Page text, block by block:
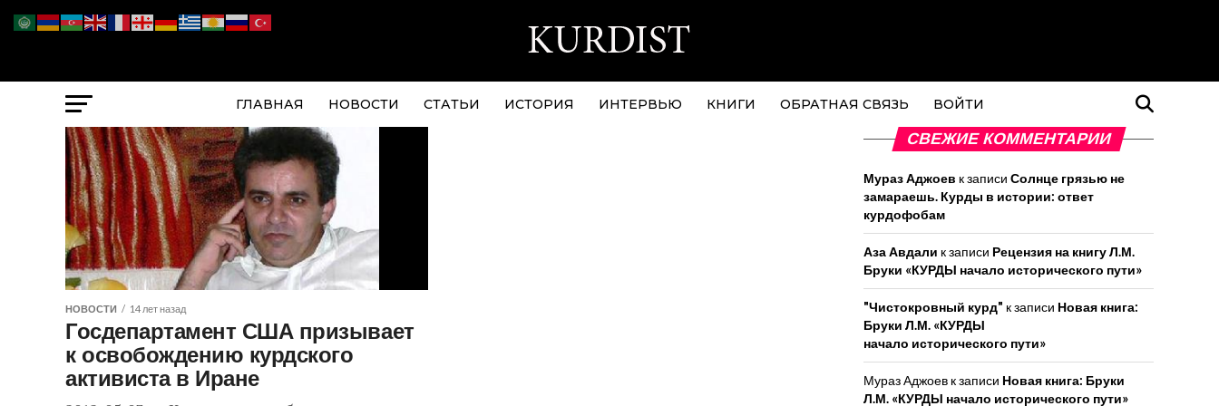
ГЛАВНАЯ НОВОСТИ СТАТЬИ ИСТОРИЯ ИНТЕРВЬЮ КНИГИ ОБРАТНАЯ СВЯЗЬ ВОЙТИ
НОВОСТИ 14 лет назад
Госдепартамент США призывает
к освобождению курдского
активиста в Иране
СВЕЖИЕ КОММЕНТАРИИ
Мураз Аджоев к записи Солнце грязью не
замараешь. Курды в истории: ответ
курдофобам
Аза Авдали к записи Рецензия на книгу Л.М.
Бруки «КУРДЫ начало исторического пути»
"Чистокровный курд" к записи Новая книга:
Бруки Л.М. «КУРДЫ
начало исторического пути»
Мураз Аджоев к записи Новая книга: Бруки
Л.М. «КУРДЫ начало исторического пути»